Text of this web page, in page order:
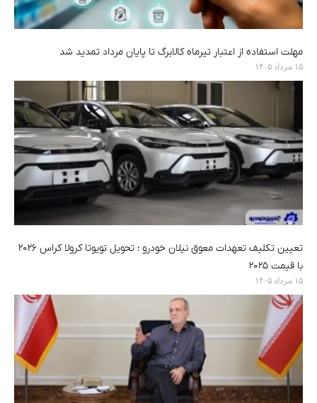
مهلت استفاده از اعتبار تیرماه کالابرگ تا پایان مرداد تمدید شد
۱۵ مرداد ۱۴۰۵
تعیین تکلیف تعهدات معوق نیلان خودرو ؛ تحویل تویوتا کرولا کراس ۲۰۲۶
با قیمت ۲۰۲۵
۱۵ مرداد ۱۴۰۵